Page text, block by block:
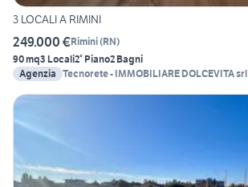
3 LOCALI A RIMINI
249.000 €Rimini(RN)
90 mq3 Locali2° Piano2 Bagni
Agenzia Tecnorete - IMMOBILIARE DOLCEVITA srl